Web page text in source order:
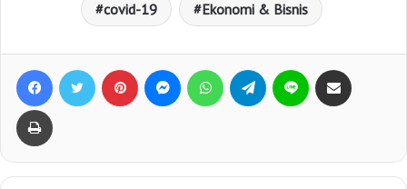
covid-19 Ekonomi & Bisnis